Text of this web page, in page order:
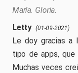
María. Gloria.
Letty (01-09-2021)
Le doy gracias a
tipo de apps, que
Muchas veces